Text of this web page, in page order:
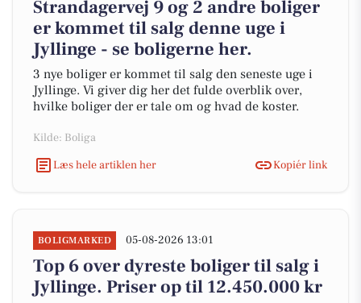
Strandagervej 9 og 2 andre boliger
er kommet til salg denne uge i
Jyllinge - se boligerne her.
3 nye boliger er kommet til salg den seneste uge i
Jyllinge. Vi giver dig her det fulde overblik over,
hvilke boliger der er tale om og hvad de koster.
Kilde: Boliga
Læs hele artiklen her
Kopiér link
BOLIGMARKED 05-08-2026 13:01
Top 6 over dyreste boliger til salg i
Jyllinge. Priser op til 12.450.000 kr